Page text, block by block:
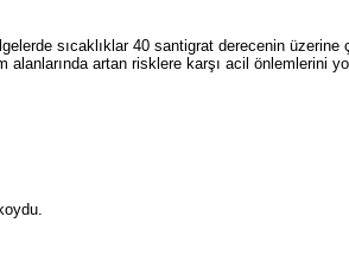
sıcaklıklar 40 santigrat derecenin üzerine
artan risklere karşı acil önlemlerini